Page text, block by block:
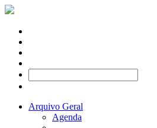
Arquivo Geral
Agenda